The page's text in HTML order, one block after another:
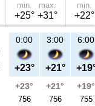
min.
+25°
max.
+31°
min.
+22°
0:00
+23°
+23°
756
3:00
+21°
+21°
756
6:00
+19°
755